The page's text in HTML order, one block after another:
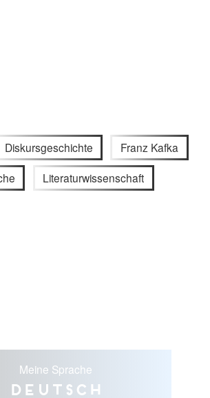
Diskursgeschichte Franz Kafka
Literaturwissenschaft
Meine Sprache
Deutsch